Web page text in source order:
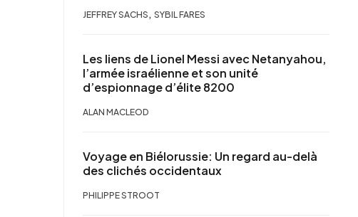
JEFFREY SACHS , SYBIL FARES
Les liens de Lionel Messi avec Netanyahou,
l’armée israélienne et son unité
d’espionnage d’élite 8200
ALAN MACLEOD
Voyage en Biélorussie: Un regard au-delà
des clichés occidentaux
PHILIPPE STROOT